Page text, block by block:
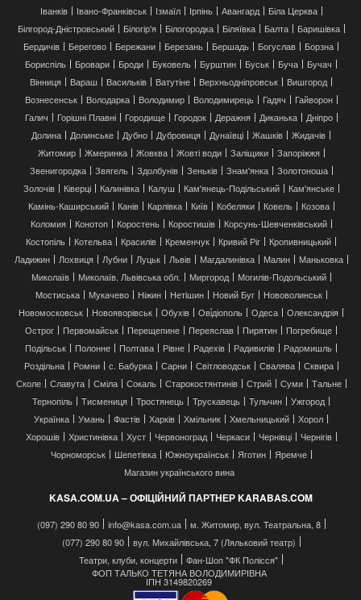
Іванків Івано-Франківськ Ізмаїл Ірпінь Авангард
Біла Церква
Білгород-Дністровський
Білогір'я Білогородка Біляївка Балта
Баришівка
Бердичів
Берегово Бережани Березань Бершадь Богуслав
Борзна
Бориспіль
Бровари Броди Буковель Бурштин Буськ Буча
Бучач
Вінниця
Вараш Васильків Ватутіне Верхньодніпровськ
Вишгород
Вознесенськ
Володарка Володимир Володимирець Гадяч
Гайворон
Галич
Горішні Плавні Городище Городок Деражня Диканька
Дніпро
Долина
Долинське Дубно Дубровиця Дунаївці Жашків
Жидачів
Житомир
Жмеринка Жовква Жовті води Заліщики
Запоріжжя
Звенигородка
Звягель Здолбунів Зеньків Знам'янка
Золотоноша
Золочів
Ківерці Калинівка Калуш Кам'янець-Подільський
Кам'янське
Камінь-Каширський
Канів Карлівка Київ Кобеляки Ковель
Козова
Коломия
Конотоп Коростень Коростишів
Корсунь-Шевченківський
Костопіль
Котельва Красилів Кременчук Кривий Ріг
Кропивницький
Ладижин
Лохвиця Лубни Луцьк Львів Магдалинівка Малин
Маньковка
Миколаїв
Миколаїв, Львівська обл. Миргород
Могилів-Подольський
Мостиська
Мукачево Ніжин Нетішин Новий Буг
Нововолинськ
Новомосковськ
Новояворівськ Обухів Ові́діополь Одеса
Олександрія
Острог
Первомайськ Перещепине Переяслав Пирятин
Погребище
Подільськ
Полонне Полтава Рівне Радехів Радивилів
Радомишль
Роздільна
Ромни с. Бабурка Сарни Світловодськ Свалява
Сквира
Сколе
Славута Сміла Сокаль Старокостянтинів Стрий Суми
Тальне
Тернопіль
Тисмениця Тростянець Трускавець Тульчин
Ужгород
Українка
Умань Фастів Харків Хмільник Хмельницький
Хорол
Хорошів
Христинівка Хуст Червоноград Черкаси Чернівці
Чернігів
Чорноморськ
Шепетівка Южноукраїнськ Яготин
Яремче
Магазин українського вина
KASA.COM.UA – ОФІЦІЙНИЙ ПАРТНЕР KARABAS.COM
(097) 290 80 90 info@kasa.com.ua
м. Житомир, вул. Театральна, 8
(077) 290 80 90
вул. Михайлівська, 7 (Ляльковий театр)
Театри, клуби, концерти
Фан-Шоп "ФК Полісся"
ФОП ТАЛЬКО ТЕТЯНА ВОЛОДИМИРІВНА
ІПН 3149820269